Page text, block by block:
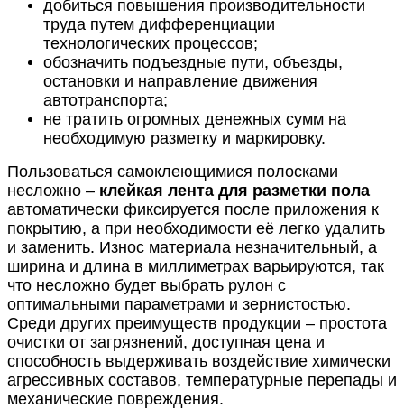
добиться повышения производительности
труда путем дифференциации
технологических процессов;
обозначить подъездные пути, объезды,
остановки и направление движения
автотранспорта;
не тратить огромных денежных сумм на
необходимую разметку и маркировку.
Пользоваться самоклеющимися полосками
несложно – клейкая лента для разметки пола
автоматически фиксируется после приложения к
покрытию, а при необходимости её легко удалить
и заменить. Износ материала незначительный, а
ширина и длина в миллиметрах варьируются, так
что несложно будет выбрать рулон с
оптимальными параметрами и зернистостью.
Среди других преимуществ продукции – простота
очистки от загрязнений, доступная цена и
способность выдерживать воздействие химически
агрессивных составов, температурные перепады и
механические повреждения.